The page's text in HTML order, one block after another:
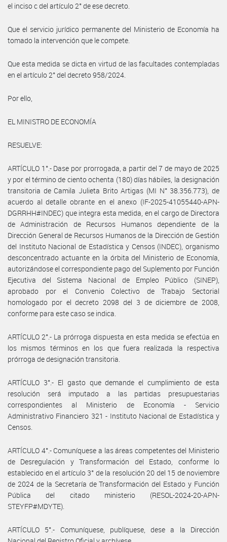
el inciso c del artículo 2° de ese decreto.
Que el servicio jurídico permanente del Ministerio de Economía ha
tomado la intervención que le compete.
Que esta medida se dicta en virtud de las facultades contempladas
en el artículo 2° del decreto 958/2024.
Por ello,
EL MINISTRO DE ECONOMÍA
RESUELVE:
ARTÍCULO 1°.- Dase por prorrogada, a partir del 7 de mayo de 2025
y por el término de ciento ochenta (180) días hábiles, la designación
transitoria de Camila Julieta Brito Artigas (MI N° 38.356.773), de
acuerdo al detalle obrante en el anexo (IF-2025-41055440-APN-
DGRRHH#INDEC) que integra esta medida, en el cargo de Directora
de Administración de Recursos Humanos dependiente de la
Dirección General de Recursos Humanos de la Dirección de Gestión
del Instituto Nacional de Estadística y Censos (INDEC), organismo
desconcentrado actuante en la órbita del Ministerio de Economía,
autorizándose el correspondiente pago del Suplemento por Función
Ejecutiva del Sistema Nacional de Empleo Público (SINEP),
aprobado por el Convenio Colectivo de Trabajo Sectorial
homologado por el decreto 2098 del 3 de diciembre de 2008,
conforme para este caso se indica.
ARTÍCULO 2°.- La prórroga dispuesta en esta medida se efectúa en
los mismos términos en los que fuera realizada la respectiva
prórroga de designación transitoria.
ARTÍCULO 3°.- El gasto que demande el cumplimiento de esta
resolución será imputado a las partidas presupuestarias
correspondientes al Ministerio de Economía - Servicio
Administrativo Financiero 321 - Instituto Nacional de Estadística y
Censos.
ARTÍCULO 4°.- Comuníquese a las áreas competentes del Ministerio
de Desregulación y Transformación del Estado, conforme lo
establecido en el artículo 3° de la resolución 20 del 15 de noviembre
de 2024 de la Secretaría de Transformación del Estado y Función
Pública del citado ministerio (RESOL-2024-20-APN-
STEYFP#MDYTE).
ARTÍCULO 5°.- Comuníquese, publíquese, dese a la Dirección